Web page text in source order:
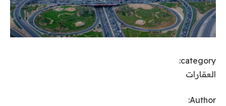
category:
العقارات
Author: